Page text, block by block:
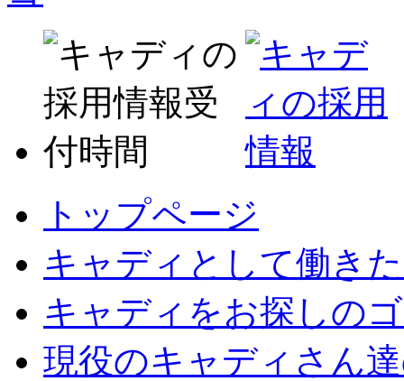
トップページ
キャディとして働き
キャディをお探しの
現役のキャディさん